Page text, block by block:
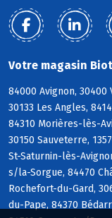
Votre magasin
84000 Avignon,
30133 Les Angles,
84310 Morières-lès-
30150 Sauveterre,
St-Saturnin-lès-
s/la-Sorgue, 84470
Rochefort-du-Gard,
du-Pape, 84370